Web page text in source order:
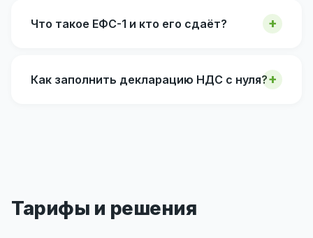
Что такое ЕФС-1 и кто его сдаёт?
Как заполнить декларацию НДС с нуля?
Тарифы и решения